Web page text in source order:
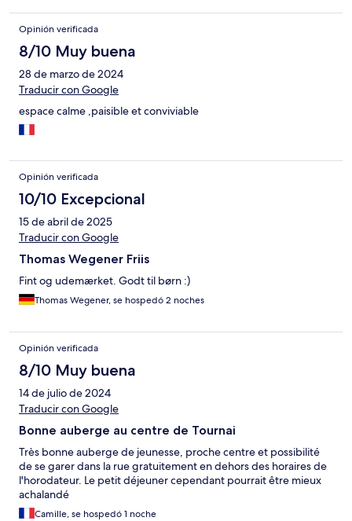
Opinión verificada
8/10 Muy buena
28 de marzo de 2024
Traducir con Google
espace calme ,paisible et conviviable
Opinión verificada
10/10 Excepcional
15 de abril de 2025
Traducir con Google
Thomas Wegener Friis
Fint og udemærket. Godt til børn :)
Thomas Wegener, se hospedó 2 noches
Opinión verificada
8/10 Muy buena
14 de julio de 2024
Traducir con Google
Bonne auberge au centre de Tournai
Très bonne auberge de jeunesse, proche centre et possibilité
de se garer dans la rue gratuitement en dehors des horaires de
l'horodateur. Le petit déjeuner cependant pourrait être mieux
achalandé
Camille, se hospedó 1 noche